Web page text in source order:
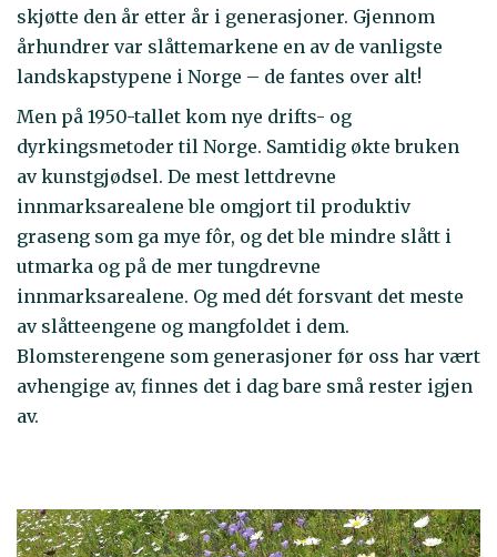
skjøtte den år etter år i generasjoner. Gjennom
århundrer var slåttemarkene en av de vanligste
landskapstypene i Norge – de fantes over alt!
Men på 1950-tallet kom nye drifts- og
dyrkingsmetoder til Norge. Samtidig økte bruken
av kunstgjødsel. De mest lettdrevne
innmarksarealene ble omgjort til produktiv
graseng som ga mye fôr, og det ble mindre slått i
utmarka og på de mer tungdrevne
innmarksarealene. Og med dét forsvant det meste
av slåtteengene og mangfoldet i dem.
Blomsterengene som generasjoner før oss har vært
avhengige av, finnes det i dag bare små rester igjen
av.